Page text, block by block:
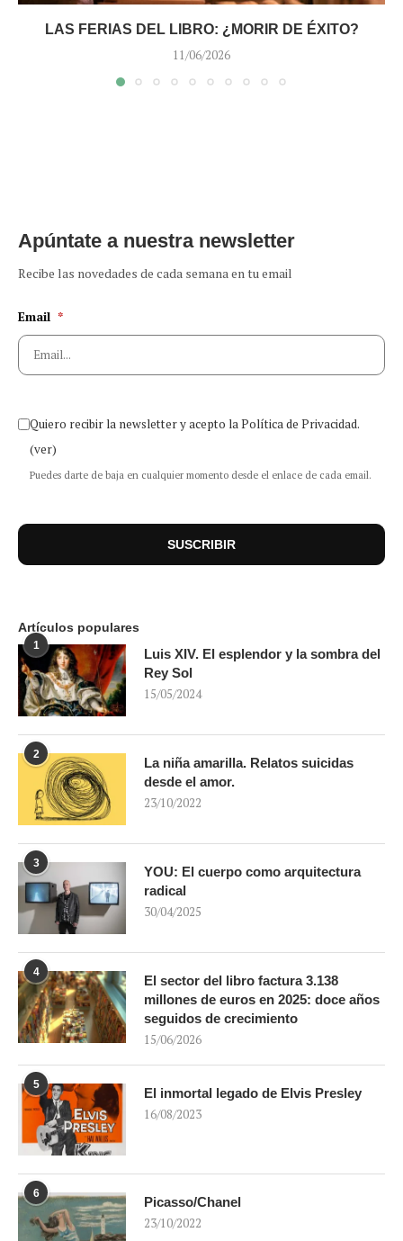
LAS FERIAS DEL LIBRO: ¿MORIR DE ÉXITO?
11/06/2026
Apúntate a nuestra newsletter
Recibe las novedades de cada semana en tu email
Email *
Quiero recibir la newsletter y acepto la Política de Privacidad.
(ver)
Puedes darte de baja en cualquier momento desde el enlace de cada email.
Artículos populares
1
Luis XIV. El esplendor y la sombra del
Rey Sol
15/05/2024
2
La niña amarilla. Relatos suicidas
desde el amor.
23/10/2022
3
YOU: El cuerpo como arquitectura
radical
30/04/2025
4
El sector del libro factura 3.138
millones de euros en 2025: doce años
seguidos de crecimiento
15/06/2026
5
El inmortal legado de Elvis Presley
16/08/2023
6
Picasso/Chanel
23/10/2022